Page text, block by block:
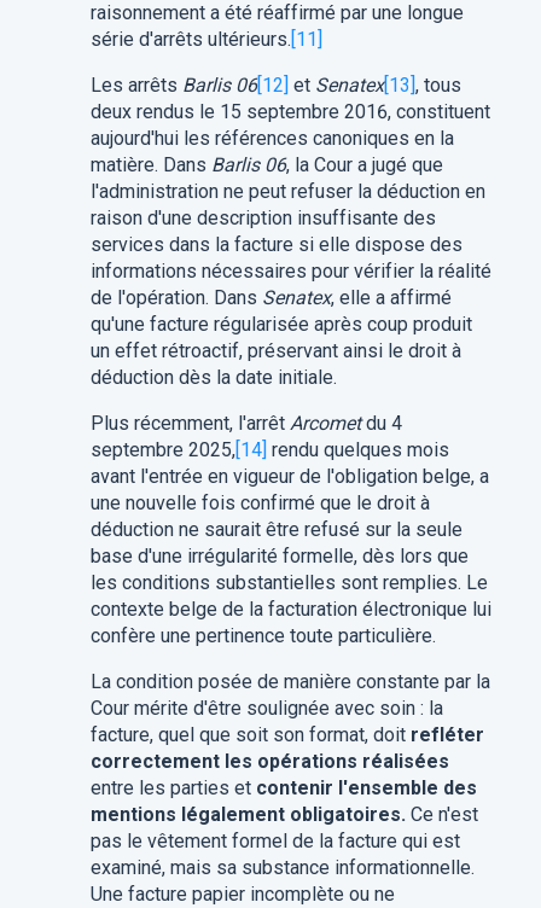
raisonnement a été réaffirmé par une longue
série d'arrêts ultérieurs.[11]
Les arrêts Barlis 06[12] et Senatex[13], tous
deux rendus le 15 septembre 2016, constituent
aujourd'hui les références canoniques en la
matière. Dans Barlis 06, la Cour a jugé que
l'administration ne peut refuser la déduction en
raison d'une description insuffisante des
services dans la facture si elle dispose des
informations nécessaires pour vérifier la réalité
de l'opération. Dans Senatex, elle a affirmé
qu'une facture régularisée après coup produit
un effet rétroactif, préservant ainsi le droit à
déduction dès la date initiale.
Plus récemment, l'arrêt Arcometdu 4
septembre 2025,[14] rendu quelques mois
avant l'entrée en vigueur de l'obligation belge, a
une nouvelle fois confirmé que le droit à
déduction ne saurait être refusé sur la seule
base d'une irrégularité formelle, dès lors que
les conditions substantielles sont remplies. Le
contexte belge de la facturation électronique lui
confère une pertinence toute particulière.
La condition posée de manière constante par la
Cour mérite d'être soulignée avec soin : la
facture, quel que soit son format, doit refléter
correctement les opérations réalisées
entre les parties et contenir l'ensemble des
mentions légalement obligatoires.Ce n'est
pas le vêtement formel de la facture qui est
examiné, mais sa substance informationnelle.
Une facture papier incomplète ou ne